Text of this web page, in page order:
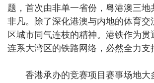
题，首次由非单一省份，粤港澳三地
非凡。除了深化港澳与内地的体育交
区城市同气连枝的精神。港铁作为贯
连系大湾区的铁路网络，必然全力支
香港承办的竞赛项目赛事场地大